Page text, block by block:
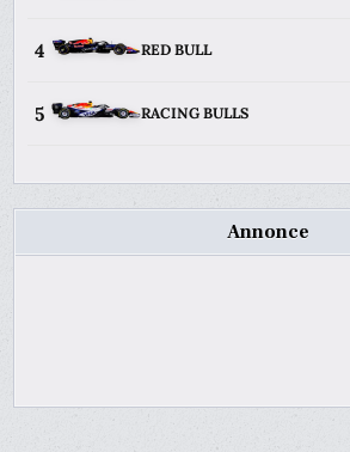
4 RED BULL
5 RACING BULLS
Annonce